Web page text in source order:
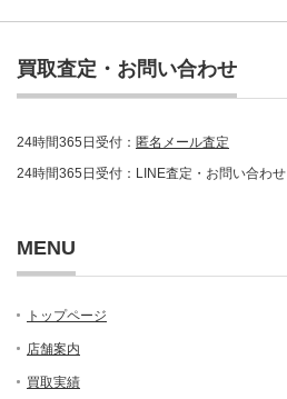
買取査定・お問い合わせ
24時間365日受付： 匿名メール査定
24時間365日受付：LINE査定・お問い合わせ
MENU
トップページ
店舗案内
買取実績